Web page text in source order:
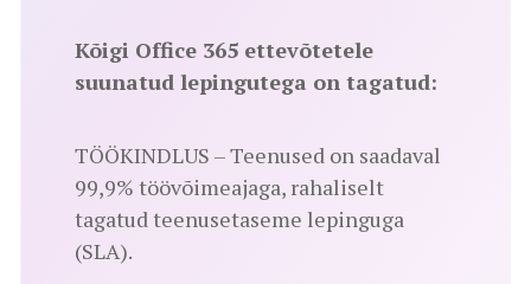
Kõigi Office 365 ettevõtetele
suunatud lepingutega on tagatud:
TÖÖKINDLUS – Teenused on saadaval
99,9% töövõimeajaga, rahaliselt
tagatud teenusetaseme lepinguga
(SLA).